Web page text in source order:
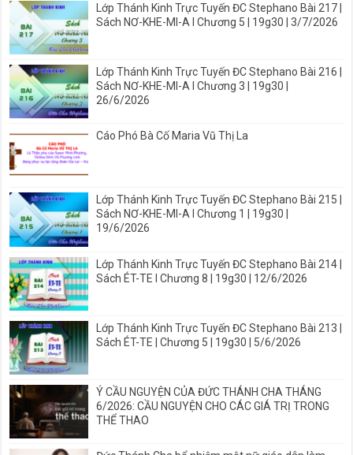
Lớp Thánh Kinh Trực Tuyến ĐC Stephano Bài 217 |
Sách NƠ-KHE-MI-A I Chương 5 | 19g30 | 3/7/2026
Lớp Thánh Kinh Trực Tuyến ĐC Stephano Bài 216 |
Sách NƠ-KHE-MI-A I Chương 3 | 19g30 |
26/6/2026
Cáo Phó Bà Cố Maria Vũ Thị La
Lớp Thánh Kinh Trực Tuyến ĐC Stephano Bài 215 |
Sách NƠ-KHE-MI-A I Chương 1 | 19g30 |
19/6/2026
Lớp Thánh Kinh Trực Tuyến ĐC Stephano Bài 214 |
Sách ÉT-TE I Chương 8 | 19g30 | 12/6/2026
Lớp Thánh Kinh Trực Tuyến ĐC Stephano Bài 213 |
Sách ÉT-TE | Chương 5 | 19g30 | 5/6/2026
Ý CẦU NGUYỆN CỦA ĐỨC THÁNH CHA THÁNG
6/2026: CẦU NGUYỆN CHO CÁC GIÁ TRỊ TRONG
THỂ THAO